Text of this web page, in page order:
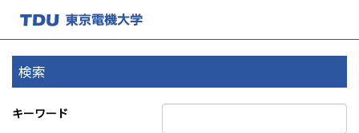
検索
キーワード